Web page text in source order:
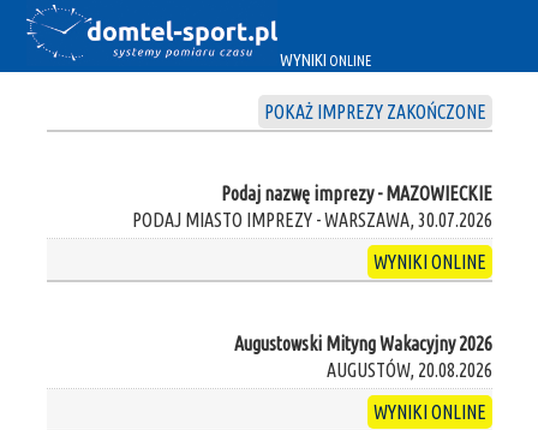
WYNIKI ONLINE
POKAŻ IMPREZY ZAKOŃCZONE
Podaj nazwę imprezy - MAZOWIECKIE
PODAJ MIASTO IMPREZY - WARSZAWA, 30.07.2026
WYNIKI ONLINE
Augustowski Mityng Wakacyjny 2026
AUGUSTÓW, 20.08.2026
WYNIKI ONLINE